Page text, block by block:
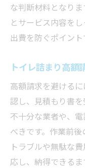
な判断材料となり
とサービス内容を
出費を防ぐポイント
トイレ詰まり高額
高額請求を避ける
認し、見積もり書
不十分な業者や、
べきです。作業前後
トラブルや無駄な
応し、納得できる